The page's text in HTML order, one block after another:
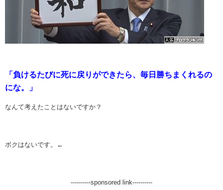
「負けるたびに死に戻りができたら、毎日勝ちまくれるの
にな。」
なんて考えたことはないですか？
ボクはないです。←
----------sponsored link----------